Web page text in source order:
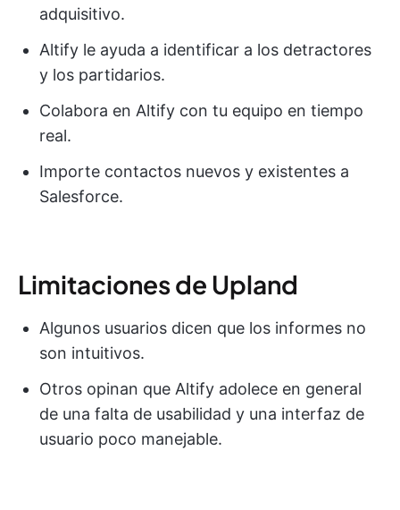
adquisitivo.
Altify le ayuda a identificar a los detractores
y los partidarios.
Colabora en Altify con tu equipo en tiempo
real.
Importe contactos nuevos y existentes a
Salesforce.
Limitaciones de Upland
Algunos usuarios dicen que los informes no
son intuitivos.
Otros opinan que Altify adolece en general
de una falta de usabilidad y una interfaz de
usuario poco manejable.